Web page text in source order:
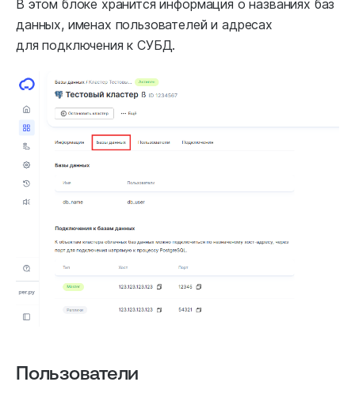
В этом блоке хранится информация о названиях баз
данных, именах пользователей и адресах
для подключения к СУБД.
Пользователи